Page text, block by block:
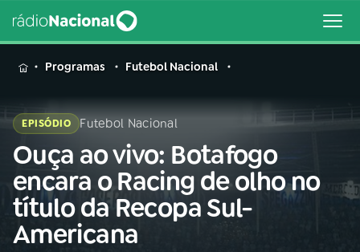
MENU
Buscar
na
Rádio
Nacional
Buscar
Programas Futebol Nacional
EPISÓDIO Futebol Nacional
Ouça ao vivo: Botafogo
encara o Racing de olho no
título da Recopa Sul-
Americana